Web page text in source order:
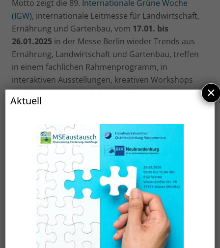
Motto zeigt die 89. Internationale Grüne Woche
(IGW), internationale Leitmesse für Landwirtschaft,
Ernährung und Gartenbau, vom 17.01. bis
26.01.2025 in der Messe Berlin wieder Trends aus
Ernährung, Landwirtschaft und Gartenbau, treffen
in einem fachlichen Rahmenprogramm, in
interaktiven Ausstellungen, kreativen Workshops
und bei einem abwechslungsreichen
Gourmetangebot Leidenschaft und Wissen
Mittendrin: Der Landkreis Mecklenburgische
Seenplatte. Organisiert wieder von der
Wirtschaftsförderung Mecklenburgische
Seenplatte GmbHund unterstützt durch die drei
regionalen Sparkassen –Sparkasse
Neubrandenburg-Demmin ,Müritz-Sparkasse
Sparkasse Mecklenburg-Strelitz– präsentieren 13
Aussteller aus MSE in der Länderhalle
Mecklenburg-Vorpommern (5.2b, Stand 50-54,45)
Aktuell ×